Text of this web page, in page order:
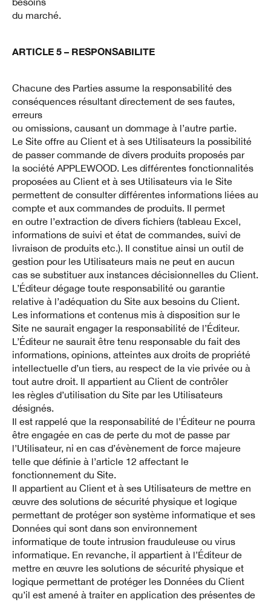
du marché.
ARTICLE 5 – RESPONSABILITE
Chacune des Parties assume la responsabilité des
conséquences résultant directement de ses fautes,
erreurs
ou omissions, causant un dommage à l’autre partie.
Le Site offre au Client et à ses Utilisateurs la possibilité
de passer commande de divers produits proposés par
la société APPLEWOOD. Les différentes fonctionnalités
proposées au Client et à ses Utilisateurs via le Site
permettent de consulter différentes informations liées au
compte et aux commandes de produits. Il permet
en outre l’extraction de divers fichiers (tableau Excel,
informations de suivi et état de commandes, suivi de
livraison de produits etc.). Il constitue ainsi un outil de
gestion pour les Utilisateurs mais ne peut en aucun
cas se substituer aux instances décisionnelles du Client.
L’Éditeur dégage toute responsabilité ou garantie
relative à l’adéquation du Site aux besoins du Client.
Les informations et contenus mis à disposition sur le
Site ne saurait engager la responsabilité de l’Éditeur.
L’Éditeur ne saurait être tenu responsable du fait des
informations, opinions, atteintes aux droits de propriété
intellectuelle d’un tiers, au respect de la vie privée ou à
tout autre droit. Il appartient au Client de contrôler
les règles d’utilisation du Site par les Utilisateurs
désignés.
Il est rappelé que la responsabilité de l’Éditeur ne pourra
être engagée en cas de perte du mot de passe par
l’Utilisateur, ni en cas d’évènement de force majeure
telle que définie à l’article 12 affectant le
fonctionnement du Site.
Il appartient au Client et à ses Utilisateurs de mettre en
œuvre des solutions de sécurité physique et logique
permettant de protéger son système informatique et ses
Données qui sont dans son environnement
informatique de toute intrusion frauduleuse ou virus
informatique. En revanche, il appartient à l’Éditeur de
mettre en œuvre les solutions de sécurité physique et
logique permettant de protéger les Données du Client
qu’il est amené à traiter en application des présentes de